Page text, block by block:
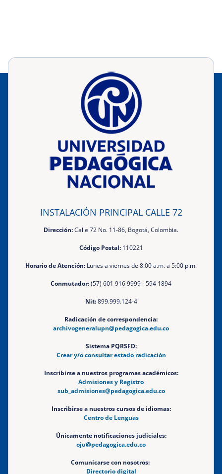
INSTALACIÓN PRINCIPAL CALLE 72
Dirección:Calle 72 No. 11-86, Bogotá, Colombia.
Código Postal:110221
Horario de Atención: Lunes a viernes de 8:00 a.m. a 5:00 p.m.
Conmutador:(57) 601 916 9999 - 594 1894
Nit:899.999.124-4
Radicación de correspondencia:
archivogeneralupn@pedagogica.edu.co
Sistema PQRSFD:
Crear y/o consultar estado radicación
Inscribirse a nuestros programas académicos:
Admisiones y Registro
sub_admisiones@pedagogica.edu.co
Inscribirse a nuestros cursos de idiomas:
Centro de Lenguas
Únicamente notificaciones judiciales:
oju@pedagogica.edu.co
Comunicarse con nosotros:
Directorio digital